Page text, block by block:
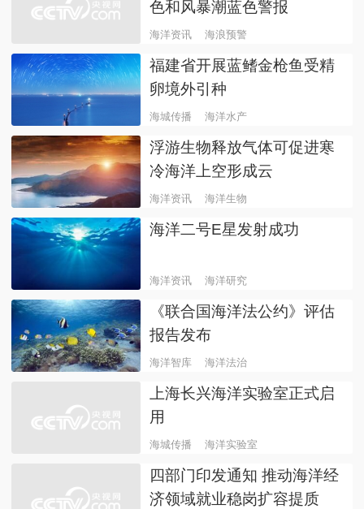
色和风暴潮蓝色警报
海洋资讯 海浪预警
福建省开展蓝鳍金枪鱼受精
卵境外引种
海城传播 海洋水产
浮游生物释放气体可促进寒
冷海洋上空形成云
海洋资讯 海洋生物
海洋二号E星发射成功
海洋资讯 海洋研究
《联合国海洋法公约》评估
报告发布
海洋智库 海洋法治
上海长兴海洋实验室正式启
用
海城传播 海洋实验室
四部门印发通知 推动海洋经
济领域就业稳岗扩容提质